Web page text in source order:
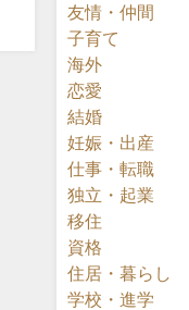
友情・仲間
子育て
海外
恋愛
結婚
妊娠・出産
仕事・転職
独立・起業
移住
資格
住居・暮らし
学校・進学